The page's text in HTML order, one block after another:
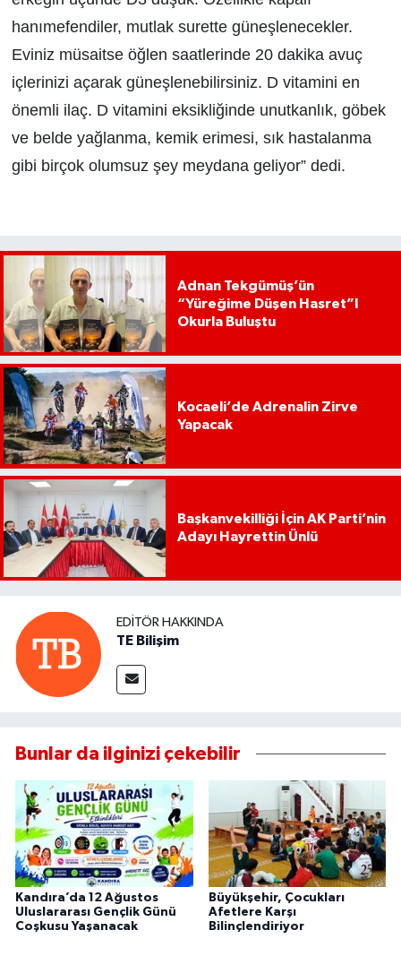
hanımefendiler, mutlak surette güneşlenecekler.
Eviniz müsaitse öğlen saatlerinde 20 dakika avuç
içlerinizi açarak güneşlenebilirsiniz. D vitamini en
önemli ilaç. D vitamini eksikliğinde unutkanlık, göbek
ve belde yağlanma, kemik erimesi, sık hastalanma
gibi birçok olumsuz şey meydana geliyor” dedi.
Adnan Tekgümüş’ün
“Yüreğime Düşen Hasret”I
Okurla Buluştu
Kocaeli’de Adrenalin Zirve
Yapacak
Başkanvekilliği İçin AK Parti’nin
Adayı Hayrettin Ünlü
EDITÖR HAKKINDA
TE Bilişim
Bunlar da ilginizi çekebilir
Kandıra’da 12 Ağustos
Uluslararası Gençlik Günü
Coşkusu Yaşanacak
Büyükşehir, Çocukları
Afetlere Karşı
Bilinçlendiriyor